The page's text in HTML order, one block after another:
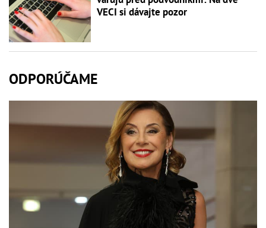
VECI si dávajte pozor
ODPORÚČAME